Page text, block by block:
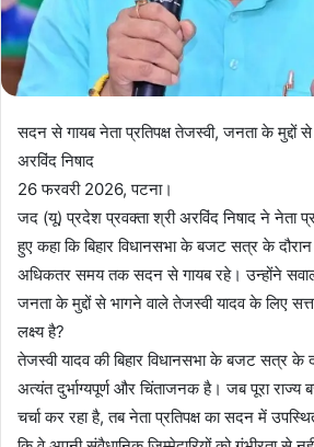
सदन से गायब नेता प्रतिपक्ष तेजस्वी, जनता के मुद्दों
अरविंद निषाद
26 फरवरी 2026, पटना।
जद (यू) प्रदेश प्रवक्ता श्री अरविंद निषाद ने नेता
हुए कहा कि बिहार विधानसभा के बजट सत्र के दौरान
अधिकतर समय तक सदन से गायब रहे। उन्होंने
जनता के मुद्दों से भागने वाले तेजस्वी यादव के लिए
लक्ष्य है?
तेजस्वी यादव की बिहार विधानसभा के बजट सत्र के
अत्यंत दुर्भाग्यपूर्ण और चिंताजनक है। जब पूरा राज्य
चर्चा कर रहा है, तब नेता प्रतिपक्ष का सदन में